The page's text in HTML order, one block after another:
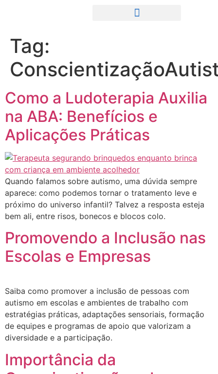
Tag:
Como a Ludoterapia Auxilia
na ABA: Benefícios e
Aplicações Práticas
Quando falamos sobre autismo, uma dúvida sempre
aparece: como podemos tornar o tratamento leve e
próximo do universo infantil? Talvez a resposta esteja
bem ali, entre risos, bonecos e blocos colo.
Promovendo a Inclusão nas
Escolas e Empresas
Saiba como promover a inclusão de pessoas com
autismo em escolas e ambientes de trabalho com
estratégias práticas, adaptações sensoriais, formação
de equipes e programas de apoio que valorizam a
diversidade e a participação.
Importância da